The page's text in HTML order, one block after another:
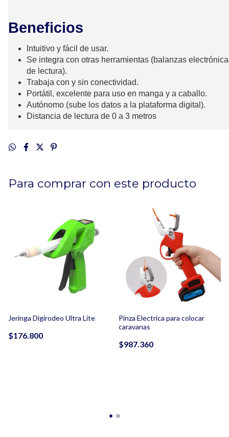
Beneficios
Intuitivo y fácil de usar.
Se integra con otras herramientas (balanzas
de lectura).
Trabaja con y sin conectividad.
Portátil , excelente para uso en manga y a caballo.
Autónomo (sube los datos a la plataforma digital).
Distancia de lectura de 0 a 3 metros
Para comprar con este producto
Jeringa Digirodeo Ultra Lite
$176.800
Pinza Electrica para colocar
caravanas
$987.360